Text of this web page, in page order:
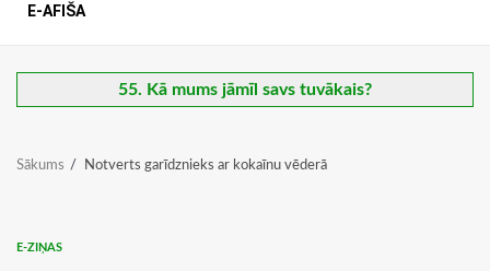
E-AFIŠA
55. Kā mums jāmīl savs tuvākais?
Sākums Notverts garīdznieks ar kokaīnu vēderā
E-ZIŅAS